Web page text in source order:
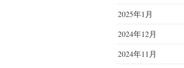
2025年1月
2024年12月
2024年11月